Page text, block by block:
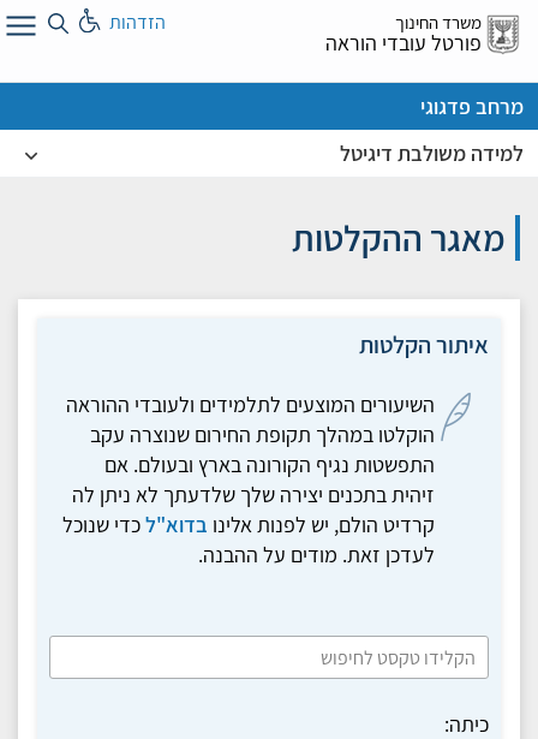
דלג
אל
משרד החינוך
פורטל עובדי הוראה
הזדהות
מרחב פדגוגי
למידה משולבת דיגיטל
מאגר ההקלטות
איתור הקלטות
השיעורים המוצעים לתלמידים ולעובדי ההוראה
הוקלטו במהלך תקופת החירום שנוצרה עקב
התפשטות נגיף הקורונה בארץ ובעולם. אם
זיהית בתכנים יצירה שלך שלדעתך לא ניתן לה
קרדיט הולם, יש לפנות אלינו בדוא"לכדי שנוכל
לעדכן זאת. מודים על ההבנה.
כיתה: